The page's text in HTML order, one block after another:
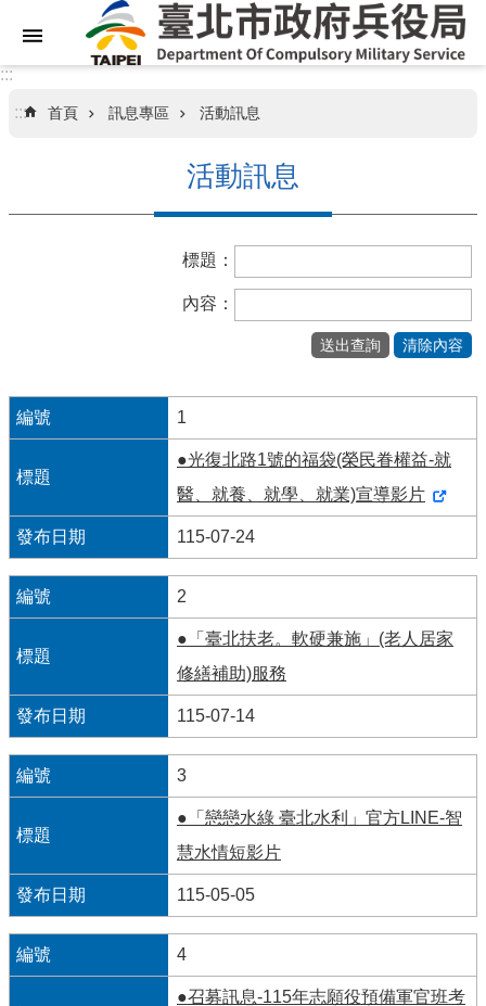
跳到主要內容區塊
訊
息
專
民
務
資
開
放
法
預
書
網
站
:::
::: 首頁 訊息專區 活動訊息
活動訊息
標題：
內容：
1
●光復北路1號的福袋(榮民眷權益-就
醫、就養、就學、就業)宣導影片
115-07-24
2
●「臺北扶老。軟硬兼施」(老人居家
修繕補助)服務
115-07-14
3
●「戀戀水綠 臺北水利」官方LINE-智
慧水情短影片
115-05-05
4
●召募訊息-115年志願役預備軍官班考